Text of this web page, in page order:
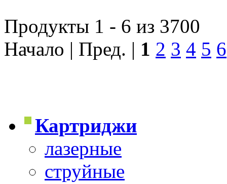
Продукты 1 - 6 из 3700
Начало | Пред. | 1 2 3 4 5 6
Картриджи
лазерные
струйные